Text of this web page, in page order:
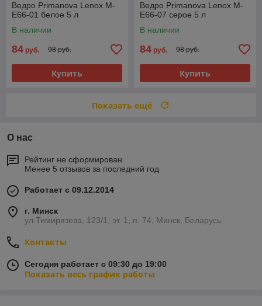
Ведро Primanova Lenox M-
E66-01 белое 5 л
В наличии
84 руб. 98 руб.
Купить
Ведро Primanova Lenox M-
E66-07 серое 5 л
В наличии
84 руб. 98 руб.
Купить
Показать ещё
О нас
Рейтинг не сформирован
Менее 5 отзывов за последний год
Работает с 09.12.2014
г. Минск
ул.Тимирязева, 123/1, эт. 1, п. 74, Минск, Беларусь
Контакты
Сегодня работает с 09:30 до 19:00
Показать весь график работы